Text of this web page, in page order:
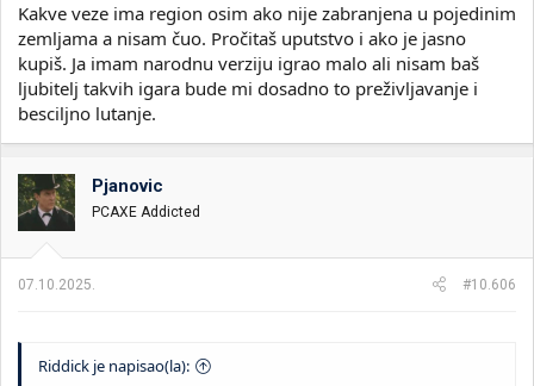
Kakve veze ima region osim ako nije zabranjena u pojedinim
zemljama a nisam čuo. Pročitaš uputstvo i ako je jasno
kupiš. Ja imam narodnu verziju igrao malo ali nisam baš
ljubitelj takvih igara bude mi dosadno to preživljavanje i
besciljno lutanje.
Pjanovic
PCAXE Addicted
07.10.2025. #10.606
Riddick je napisao(la):